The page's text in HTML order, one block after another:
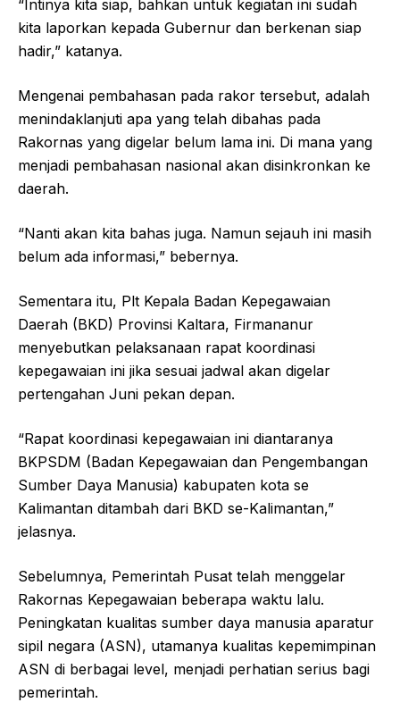
“Intinya kita siap, bahkan untuk kegiatan ini sudah
kita laporkan kepada Gubernur dan berkenan siap
hadir,” katanya.
Mengenai pembahasan pada rakor tersebut, adalah
menindaklanjuti apa yang telah dibahas pada
Rakornas yang digelar belum lama ini. Di mana yang
menjadi pembahasan nasional akan disinkronkan ke
daerah.
“Nanti akan kita bahas juga. Namun sejauh ini masih
belum ada informasi,” bebernya.
Sementara itu, Plt Kepala Badan Kepegawaian
Daerah (BKD) Provinsi Kaltara, Firmananur
menyebutkan pelaksanaan rapat koordinasi
kepegawaian ini jika sesuai jadwal akan digelar
pertengahan Juni pekan depan.
“Rapat koordinasi kepegawaian ini diantaranya
BKPSDM (Badan Kepegawaian dan Pengembangan
Sumber Daya Manusia) kabupaten kota se
Kalimantan ditambah dari BKD se-Kalimantan,”
jelasnya.
Sebelumnya, Pemerintah Pusat telah menggelar
Rakornas Kepegawaian beberapa waktu lalu.
Peningkatan kualitas sumber daya manusia aparatur
sipil negara (ASN), utamanya kualitas kepemimpinan
ASN di berbagai level, menjadi perhatian serius bagi
pemerintah.